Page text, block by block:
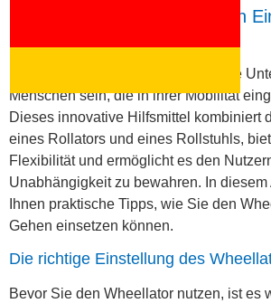
Welche Tipps gibt es für den
Ein Wheellator kann eine erhebliche
Menschen sein, die in ihrer Mobilität
Dieses innovative Hilfsmittel kombiniert
eines Rollators und eines Rollstuhls,
Flexibilität und ermöglicht es den
Unabhängigkeit zu bewahren. In
Ihnen praktische Tipps, wie Sie den
Gehen einsetzen können.
Die richtige Einstellung des
Bevor Sie den Wheellator nutzen, ist es